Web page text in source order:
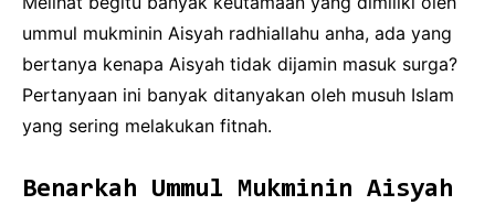
ummul mukminin Aisyah radhiallahu anha, ada yang
bertanya kenapa Aisyah tidak dijamin masuk surga?
Pertanyaan ini banyak ditanyakan oleh musuh Islam
yang sering melakukan fitnah.
Benarkah Ummul Mukminin Aisyah